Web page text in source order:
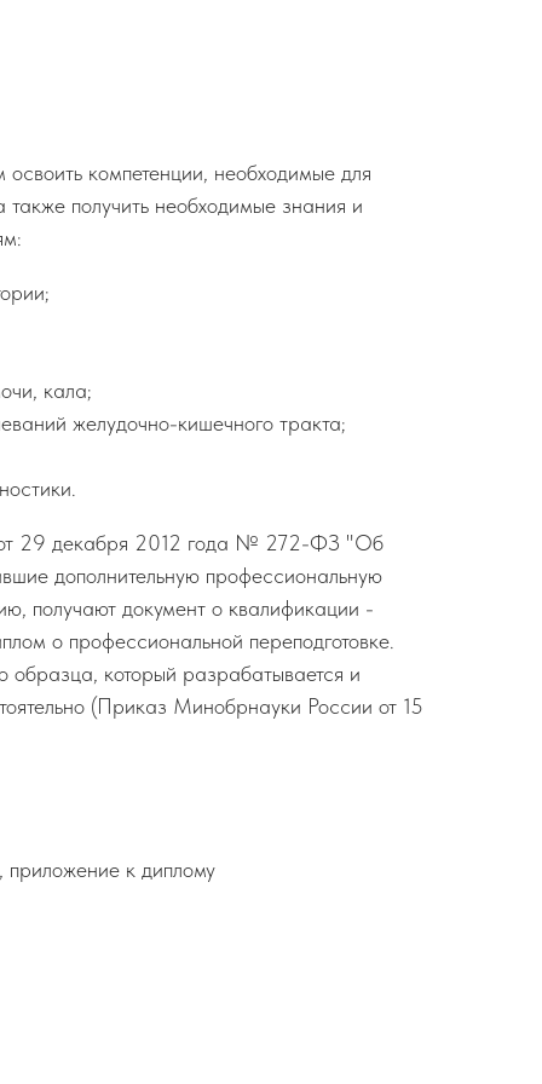
компетенции, необходимые для
получить необходимые знания и
кала;
желудочно-кишечного тракта;
от 29 декабря 2012 года № 272-ФЗ "Об
дополнительную профессиональную
получают документ о квалификации -
о профессиональной переподготовке.
образца, который разрабатывается и
(Приказ Минобрнауки России от 15
к диплому